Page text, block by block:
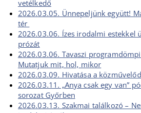
vetélkedő
2026.03.05. Ünnepeljünk együtt!
tér
2026.03.06. Ízes irodalmi estekkel
prózát
2026.03.06. Tavaszi
Mutatjuk mit, hol, mikor
2026.03.09. Hivatása a
2026.03.11. „Anya csak egy van”
sorozat Győrben
2026.03.13. Szakmai találkozó –